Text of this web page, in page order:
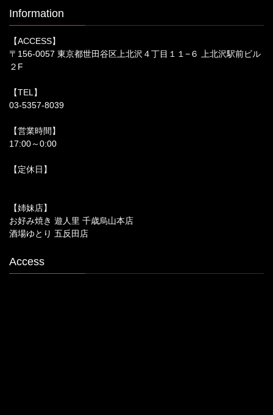
Information
【ACCESS】
〒156-0057 東京都世田谷区上北沢４丁目１１−６ 上北沢駅前ビル
２F
【TEL】
03-5357-8039
【営業時間】
17:00～0:00
【定休日】
【姉妹店】
お好み焼き 遊人里 千歳烏山本店
酒場ゆとり 五反田店
Access